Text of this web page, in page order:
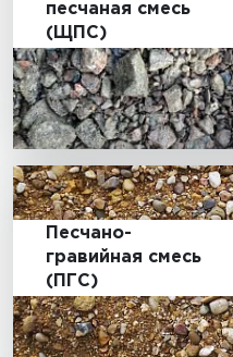
песчаная смесь
(ЩПС)
Песчано-
гравийная смесь
(ПГС)